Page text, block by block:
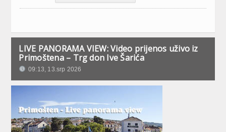
LIVE PANORAMA VIEW: Video prijenos uživo iz
Primoštena – Trg don Ive Šarića
09:13, 13.srp 2026